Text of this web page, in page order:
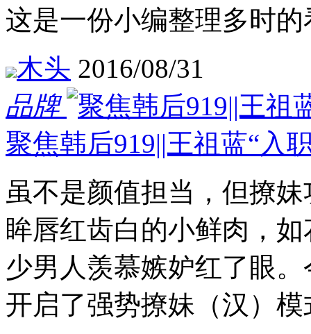
这是一份小编整理多时
木头 2016/08/31
品牌
聚焦韩后919||王祖蓝“入
虽不是颜值担当，但撩
眸唇红齿白的小鲜肉，
少男人羡慕嫉妒红了眼
开启了强势撩妹（汉）